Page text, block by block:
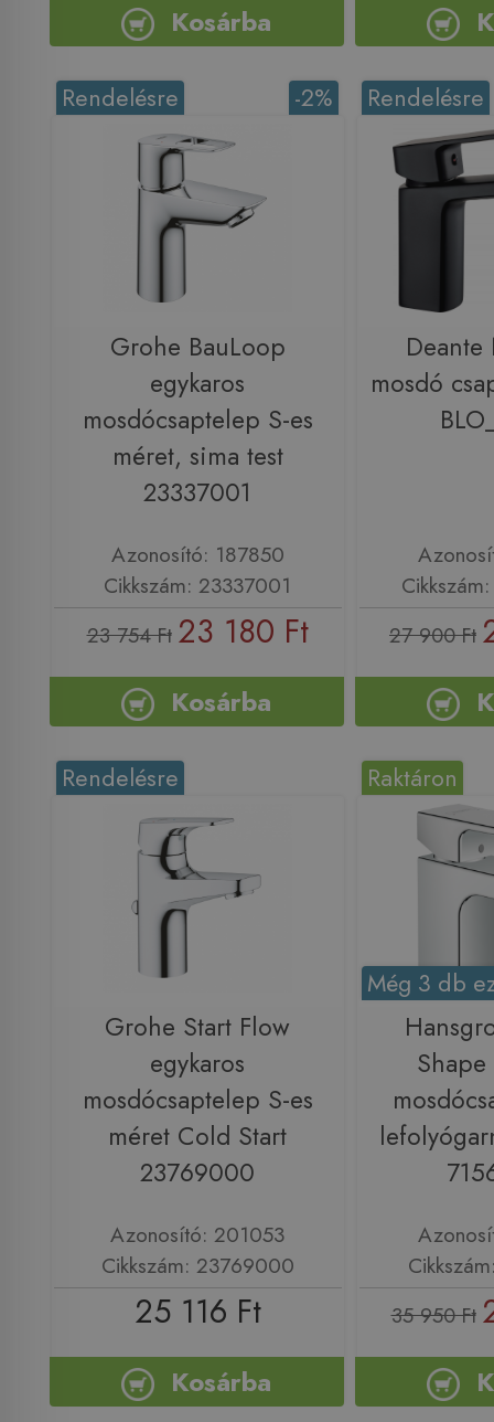
Kosárba
-2%
Rendelésre
Grohe BauLoop
egykaros
mosdócsaptelep S-es
méret, sima test
23337001
Azonosító: 187850
Cikkszám: 23337001
23 754 Ft 23 180 Ft
Kosárba
Rendelésre
mosdó
27 900 Ft
Rendelésre
Grohe Start Flow
egykaros
mosdócsaptelep S-es
méret Cold Start
23769000
Azonosító: 201053
Cikkszám: 23769000
25 116 Ft
Kosárba
Raktáron
Még 3 db
35 950 Ft